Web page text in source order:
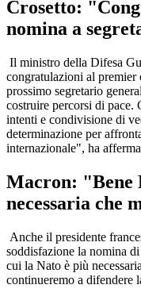
Crosetto:
nomina a
Il ministro della Difesa
congratulazioni al premier
prossimo segretario
costruire percorsi di pace.
intenti e condivisione di
determinazione per
internazionale", ha
Macron: "Bene
necessaria che
Anche il presidente
soddisfazione la nomina
cui la Nato è più
continueremo a difendere